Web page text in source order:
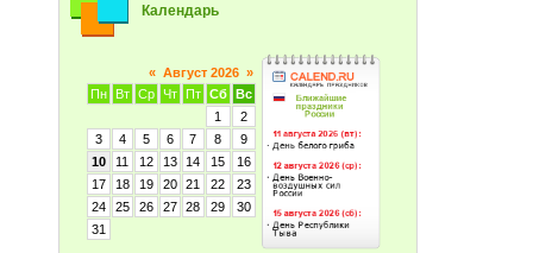
Календарь
« Август 2026 »
Пн
Вт Ср Чт Пт Сб Вс
1
2
3
4 5 6 7 8
9
10
11 12 13 14 15
16
17
18 19 20 21 22
23
24
25 26 27 28 29
30
31